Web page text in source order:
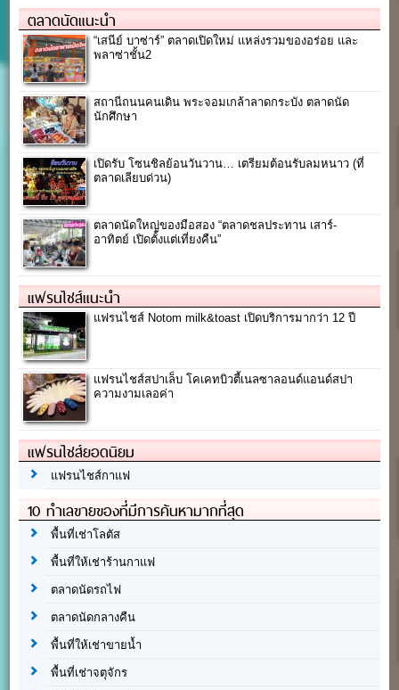
ตลาดนัดแนะนำ
“เสนีย์ บาซ่าร์” ตลาดเปิดใหม่ แหล่งรวมของอร่อย และ
พลาซ่าชั้น2
สถานีถนนคนเดิน พระจอมเกล้าลาดกระบัง ตลาดนัด
นักศึกษา
เปิดรับ โซนชิลย้อนวันวาน… เตรียมต้อนรับลมหนาว (ที่
ตลาดเลียบด่วน)
ตลาดนัดใหญ่ของมือสอง “ตลาดชลประทาน เสาร์-
อาทิตย์ เปิดตั้งแต่เที่ยงคืน”
แฟรนไชส์แนะนำ
แฟรนไชส์ Notom milk&toast เปิดบริการมากว่า 12 ปี
แฟรนไชส์สปาเล็บ โคเคทบิวตี้เนลซาลอนด์แอนด์สปา
ความงามเลอค่า
แฟรนไชส์ยอดนิยม
แฟรนไชส์กาแฟ
10 ทำเลขายของที่มีการค้นหามากที่สุด
พื้นที่เช่าโลตัส
พื้นที่ให้เช่าร้านกาแฟ
ตลาดนัดรถไฟ
ตลาดนัดกลางคืน
พื้นที่ให้เช่าขายน้ำ
พื้นที่เช่าจตุจักร